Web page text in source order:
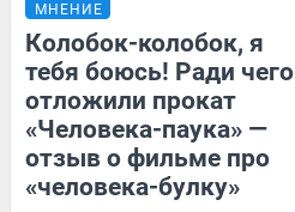
МНЕНИЕ
Колобок-колобок, я
тебя боюсь! Ради чего
отложили прокат
«Человека-паука» —
отзыв о фильме про
«человека-булку»